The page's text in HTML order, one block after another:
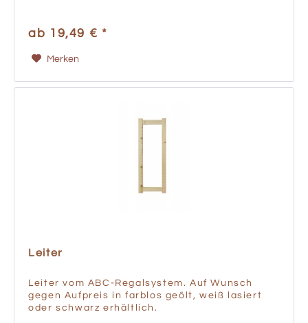
ab 19,49 € *
Merken
Leiter
Leiter vom ABC-Regalsystem. Auf Wunsch
gegen Aufpreis in farblos geölt, weiß lasiert
oder schwarz erhältlich.